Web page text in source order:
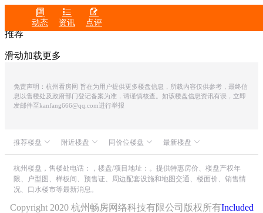

动态

资讯

点评
推荐
滑动加载更多
免责声明：杭州看房网 旨在为用户提供更多楼盘信息，所载内容仅供参考，最终信
息以售楼处及政府部门登记备案为准，请谨慎核查。如该楼盘信息资讯有误，立即
发邮件至kanfang666@qq.com进行举报
推荐楼盘 附近楼盘 同价位楼盘 最新楼盘
众安IOC潮悦公馆 中融蓝城CoC理想城
世茂同人山庄
朗诗溪涧雅庐
中豪五福国际
天阳凤起
万科大家钱塘府
建杭江与河
滨润锦翠城
山水颐萃别院
绿城・湖栖云庐
滨运映翠湾
杭州楼盘，售楼处电话：，楼盘/项目地址：。提供特惠房价、楼盘产权年
限、户型图、样板间、预售证、周边配套设施和地图交通、楼面价、销售情
况、口水楼市等最新消息。
Copyright 2020 杭州畅房网络科技有限公司版权所有Included